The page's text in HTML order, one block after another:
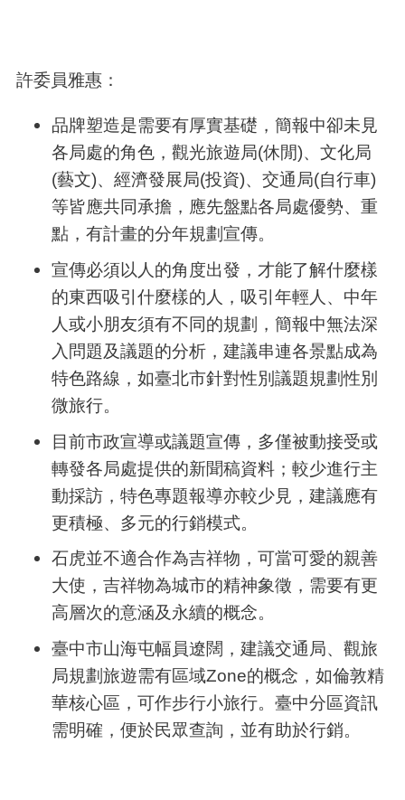
許委員雅惠：
品牌塑造是需要有厚實基礎，簡報中卻未見
各局處的角色，觀光旅遊局(休閒)、文化局
(藝文)、經濟發展局(投資)、交通局(自行車)
等皆應共同承擔，應先盤點各局處優勢、重
點，有計畫的分年規劃宣傳。
宣傳必須以人的角度出發，才能了解什麼樣
的東西吸引什麼樣的人，吸引年輕人、中年
人或小朋友須有不同的規劃，簡報中無法深
入問題及議題的分析，建議串連各景點成為
特色路線，如臺北市針對性別議題規劃性別
微旅行。
目前市政宣導或議題宣傳，多僅被動接受或
轉發各局處提供的新聞稿資料；較少進行主
動採訪，特色專題報導亦較少見，建議應有
更積極、多元的行銷模式。
石虎並不適合作為吉祥物，可當可愛的親善
大使，吉祥物為城市的精神象徵，需要有更
高層次的意涵及永續的概念。
臺中市山海屯幅員遼闊，建議交通局、觀旅
局規劃旅遊需有區域Zone的概念，如倫敦精
華核心區，可作步行小旅行。臺中分區資訊
需明確，便於民眾查詢，並有助於行銷。